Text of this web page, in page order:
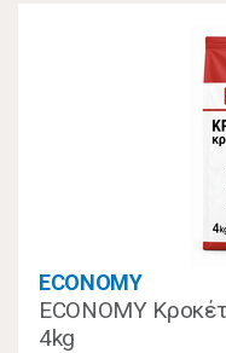
ECONOMY
ECONOMY
4kg